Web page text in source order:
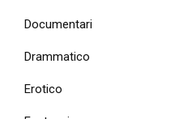
Documentari
Drammatico
Erotico